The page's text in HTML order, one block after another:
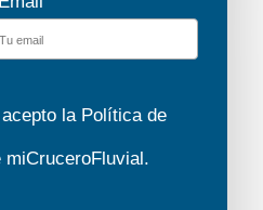
la Política de
miCruceroFluvial.